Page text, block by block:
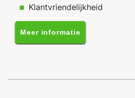
Klantvriendelijkheid
Meer informatie